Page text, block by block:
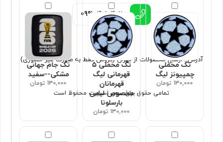
تگ مخملی
چمپیونز لیگ
130,000 تومان
تگ مخملی ۵
قهرمانی لیگ
قهرمانان
مخصوص لباس
بارسلونا
130,000 تومان
تگ جام جهانی
مشکی--سفید
130,000 تومان
0991 4010402
آدرس : ارسال محصولات از تهران (فروش فقط به صورت غیر حضوری)
تمامی حقوق برای سون اسپورت محفوظ است